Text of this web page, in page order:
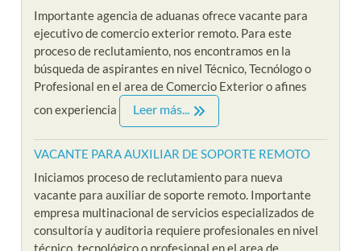
Importante agencia de aduanas ofrece vacante para
ejecutivo de comercio exterior remoto. Para este
proceso de reclutamiento, nos encontramos en la
búsqueda de aspirantes en nivel Técnico, Tecnólogo o
Profesional en el area de Comercio Exterior o afines
con experiencia
Leer más...
VACANTE PARA AUXILIAR DE SOPORTE REMOTO
Iniciamos proceso de reclutamiento para nueva
vacante para auxiliar de soporte remoto. Importante
empresa multinacional de servicios especializados de
consultoría y auditoria requiere profesionales en nivel
técnico, tecnológico o profesional en el area de